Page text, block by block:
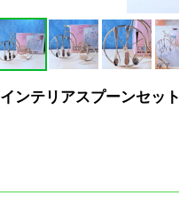
ンテリアスプーンセット